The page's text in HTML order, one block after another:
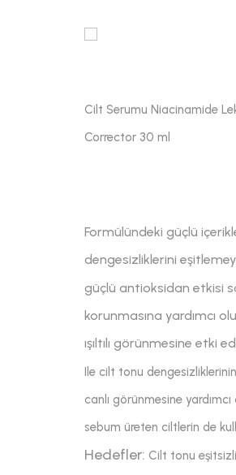
Cilt Serumu Niacinamide
Corrector 30 ml
Formülündeki güçlü
dengesizliklerini
güçlü antioksidan etkisi
korunmasına yardımcı
ışıltılı görünmesine etki
Ile cilt tonu
canlı görünmesine
sebum üreten ciltlerin de
Hedefler: Cilt tonu